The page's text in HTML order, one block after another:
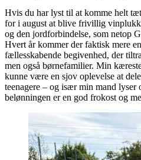
Hvis du har lyst til at komme helt
for i august at blive frivillig
og den jordforbindelse, som netop
Hvert år kommer der faktisk mere
fællesskabende begivenhed, der
men også børnefamilier. Min
kunne være en sjov oplevelse at
teenagere – og især min mand lyser
belønningen er en god frokost og